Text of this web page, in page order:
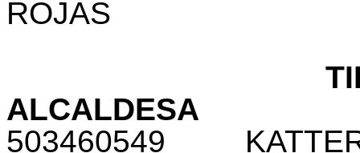
ROJAS
ALCALDESA
503460549